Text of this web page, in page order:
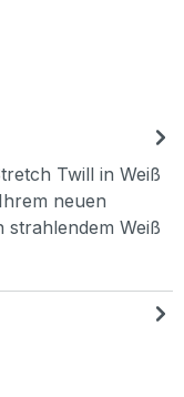
Twill in Weiß
neuen
strahlendem Weiß